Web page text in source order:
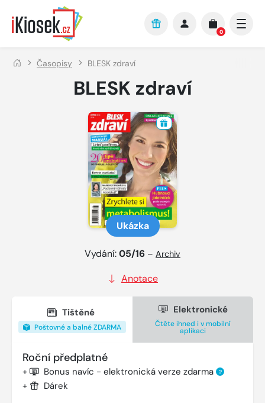
Přejít na hlavní obsah
0
Časopisy BLESK zdraví
BLESK zdraví
Ukázka
Vydání:05/16 – Archiv
Anotace
Tištěné
Poštovné a balné ZDARMA
Elektronické
Čtěte ihned i v mobilní
aplikaci
Roční předplatné
+ Bonus navíc - elektronická verze zdarma ?
+ Dárek